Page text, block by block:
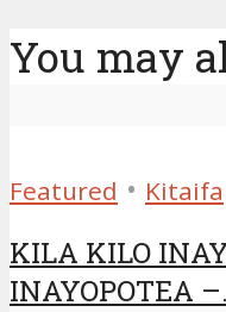
You may
Featured • Kitaifa
KILA KILO
INAYOPOTEA